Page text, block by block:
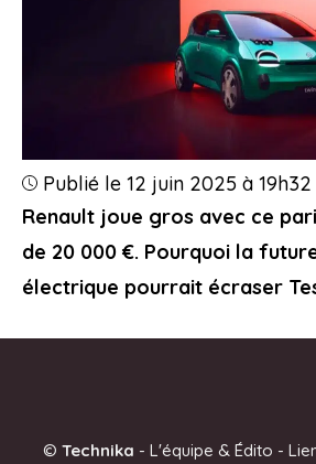
Renault joue gros avec ce
de 20 000 €. Pourquoi la
électrique pourrait écraser
Publié le 12 juin 2025 à 19h32
© Technika - L'équipe & Édito -